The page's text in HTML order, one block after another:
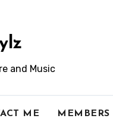
and Music
ME MEMBERS